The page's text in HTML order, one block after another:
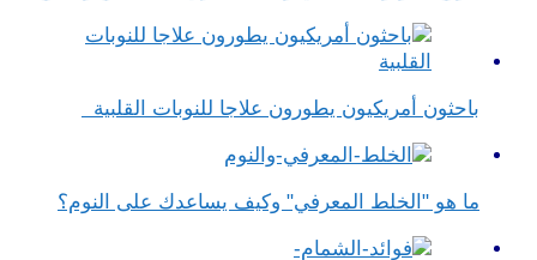
باحثون أمريكيون يطورون علاجا للنوبات القلبية
ما هو "الخلط المعرفي" وكيف يساعدك على النوم؟